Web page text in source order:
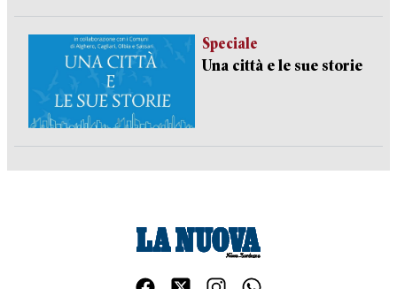
Speciale
Una città e le sue storie